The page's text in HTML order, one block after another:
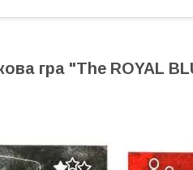
гра "The ROYAL